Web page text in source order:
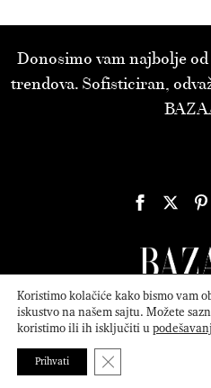
Donosimo vam najbolje
trendova. Sofisticiran,
© 2026ATTICA MEDIASerbia,
Koristimo kolačiće kako bismo vam
iskustvo na našem sajtu. Možete
koristimo ili ih isključiti u
Prihvati Close GDPR Cookie